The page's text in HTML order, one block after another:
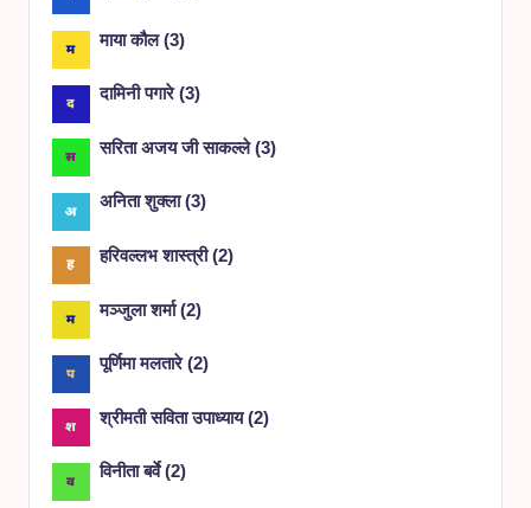
माया कौल(3)
दामिनी पगारे(3)
सरिता अजय जी साकल्ले(3)
अनिता शुक्ला(3)
हरिवल्लभ शास्त्री(2)
मञ्जुला शर्मा(2)
पूर्णिमा मलतारे(2)
श्रीमती सविता उपाध्याय(2)
विनीता बर्वे(2)